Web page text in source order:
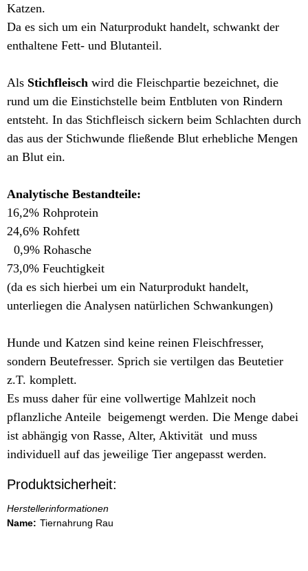
Katzen.
Da es sich um ein Naturprodukt handelt, schwankt der
enthaltene Fett- und Blutanteil.
Als Stichfleisch wird die Fleischpartie bezeichnet, die
rund um die Einstichstelle beim Entbluten von Rindern
entsteht. In das Stichfleisch sickern beim Schlachten durch
das aus der Stichwunde fließende Blut erhebliche Mengen
an Blut ein.
Analytische Bestandteile:
16,2% Rohprotein
24,6% Rohfett
0,9% Rohasche
73,0% Feuchtigkeit
(da es sich hierbei um ein Naturprodukt handelt,
unterliegen die Analysen natürlichen Schwankungen)
Hunde und Katzen sind keine reinen Fleischfresser,
sondern Beutefresser. Sprich sie vertilgen das Beutetier
z.T. komplett.
Es muss daher für eine vollwertige Mahlzeit noch
pflanzliche Anteile beigemengt werden. Die Menge dabei
ist abhängig von Rasse, Alter, Aktivität und muss
individuell auf das jeweilige Tier angepasst werden.
Produktsicherheit:
Herstellerinformationen
Name: Tiernahrung Rau